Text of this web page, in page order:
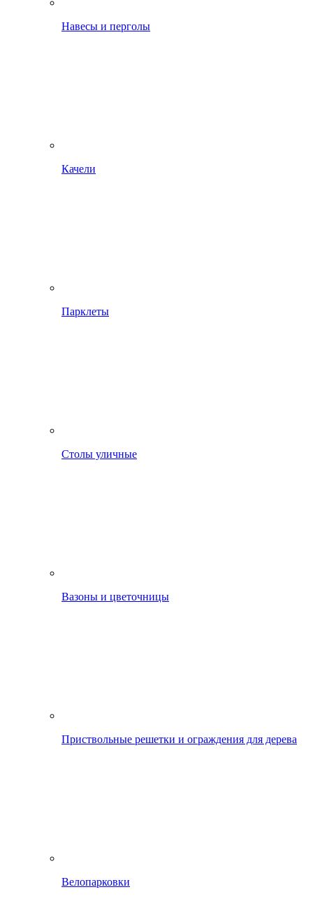
Навесы и перголы
Качели
Парклеты
Столы уличные
Вазоны и цветочницы
Приствольные решетки и ограждения для дерева
Велопарковки